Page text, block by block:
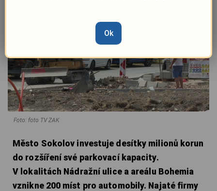
Foto: foto TV ZAK
Město Sokolov investuje desítky milionů korun
do rozšíření své parkovací kapacity.
V lokalitách Nádražní ulice a areálu Bohemia
vznikne 200 míst pro automobily. Najaté firmy
Ok